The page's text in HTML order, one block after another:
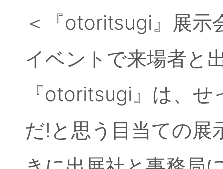
＜『otoritsugi』展示
イベントで来場者と
『otoritsugi』は、
だ!と思う目当ての展